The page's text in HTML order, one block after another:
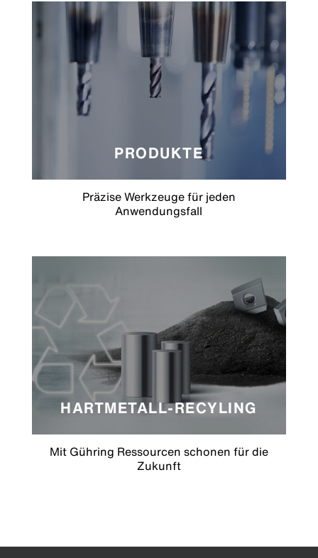
PRODUKTE
Präzise Werkzeuge für jeden
Anwendungsfall
HARTMETALL-RECYLING
Mit Gühring Ressourcen schonen für die
Zukunft